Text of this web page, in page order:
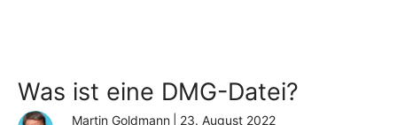
Was ist eine DMG-Datei?
Martin Goldmann 23. August 2022